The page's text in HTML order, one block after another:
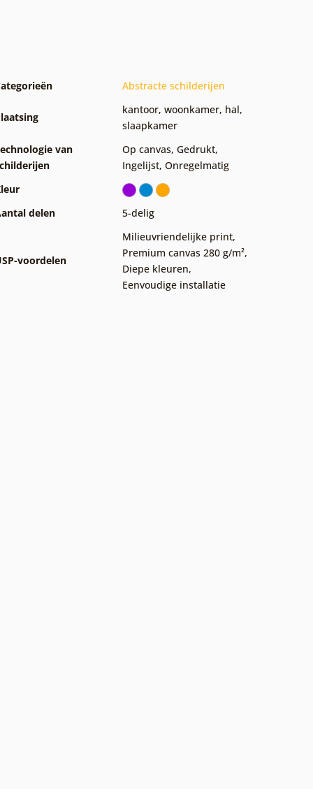
Abstracte schilderijen
kantoor, woonkamer, hal,
slaapkamer
van
Op canvas, Gedrukt,
Ingelijst, Onregelmatig
delen
5-delig
voordelen
Milieuvriendelijke print,
Premium canvas 280 g/m²,
Diepe kleuren,
Eenvoudige installatie